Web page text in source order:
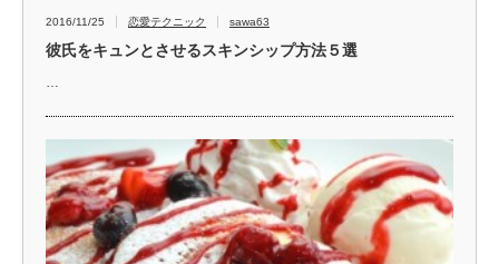
2016/11/25 恋愛テクニック sawa63
彼氏をキュンとさせるスキンシップ方法５選
…